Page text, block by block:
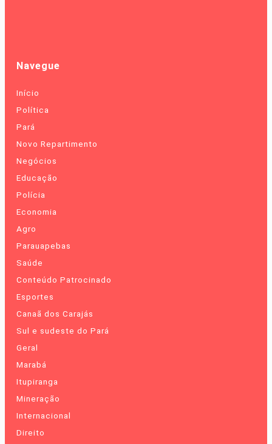
Navegue
Início
Política
Pará
Novo Repartimento
Negócios
Educação
Polícia
Economia
Agro
Parauapebas
Saúde
Conteúdo Patrocinado
Esportes
Canaã dos Carajás
Sul e sudeste do Pará
Geral
Marabá
Itupiranga
Mineração
Internacional
Direito